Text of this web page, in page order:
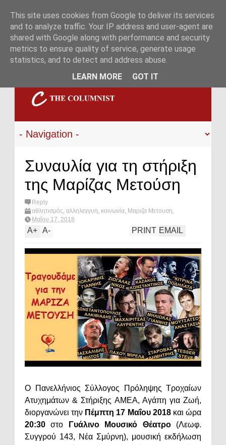
Συναυλία για τη στήριξη
της Μαρίζας Μετούση
Reply
αθλητισμός, αλληλεγγυη, κοινωνία, Μαριζα Μετουση,
Πολιτισμός & Διασκέδαση
Μαΐου 17, 2018
A+ A- EMAIL
PRINT
Ο Πανελλήνιος Σύλλογος Πρόληψης Τροχαίων
Ατυχημάτων & Στήριξης ΑΜΕΑ, Αγάπη για Ζωή,
διοργανώνει την Πέμπτη 17 Μαΐου 2018και ώρα
20:30 στο Γυάλινο Μουσικό Θέατρο(Λεωφ.
Συγγρού 143, Νέα Σμύρνη), μουσική εκδήλωση
This site uses cookies from Google to deliver its services
and to analyze traffic. Your IP address and user-agent are
shared with Google along with performance and security
metrics to ensure quality of service, generate usage
statistics, and to detect and address abuse.
LEARN MORE
GOT IT